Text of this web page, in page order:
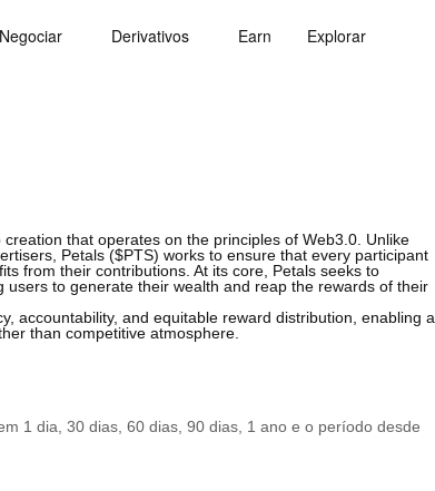
Negociar Derivativos Earn Explorar
that operates on the principles of Web3.0. Unlike
Petals ($PTS) works to ensure that every participant
from their contributions. At its core, Petals seeks to
to generate their wealth and reap the rewards of their
accountability, and equitable reward distribution, enabling a
than competitive atmosphere.
1 dia, 30 dias, 60 dias, 90 dias, 1 ano e o período desde